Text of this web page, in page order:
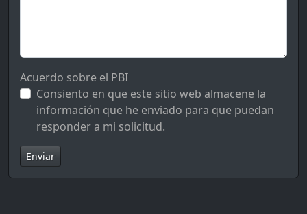
Acuerdo sobre el PBI
Consiento en que este sitio web almacene la
información que he enviado para que puedan
responder a mi solicitud.